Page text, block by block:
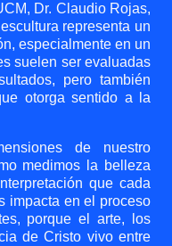
Dr. Claudio Rojas,
representa un
especialmente en un
suelen ser evaluadas
pero también
otorga sentido a la
de nuestro
medimos la belleza
que cada
impacta en el proceso
porque el arte, los
de Cristo vivo entre